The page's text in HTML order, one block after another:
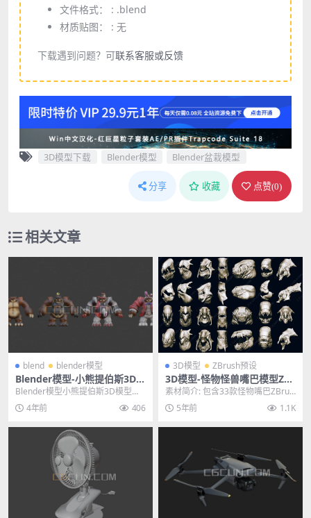
文件格式： : .blend
材质贴图： : 无
下载遇到问题？可联系客服或反馈
3D模型下载 Blender模型 Blender盆栽模型
分享 收藏 点赞(0)
相关文章
blend blender模型
Blender模型-小熊提伯斯3D模
型三维游戏人物模型下载
Blender模型小熊提伯斯3D模型三
维游戏人物模型下载 其他推荐: Ble
nd...4年前 406
3D模型 ZBrush预设
3D模型-怪物怪兽嘴巴模型ZBr
ush笔刷预设
素材简介: 包含33款怪物嘴巴ZBrus
h笔刷预设，ZBP+ZTL格式，要求Z
b... 5年前 1.1K